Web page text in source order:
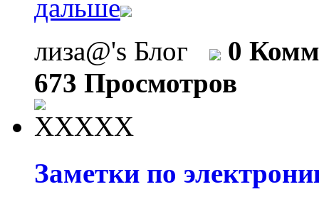
дальше
лиза@'s Блог
0
673 Просмотров
Заметки по